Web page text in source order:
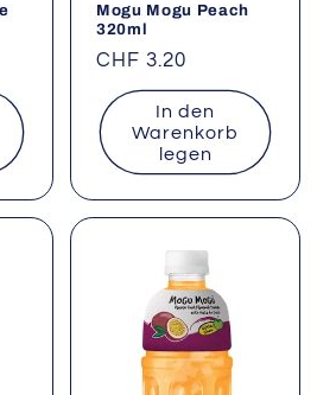
Mogu Mogu Peach
320ml
Normaler
Preis
CHF 3.20
In den
Warenkorb
legen